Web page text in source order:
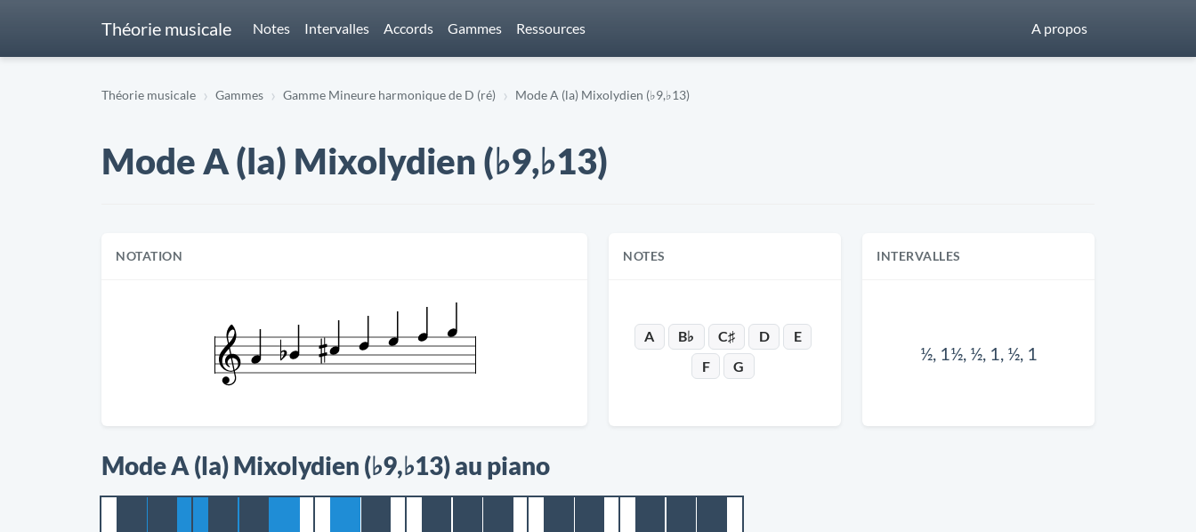
Théorie musicale Notes Intervalles Accords Gammes Ressources A propos
Théorie musicale Gammes Gamme Mineure harmonique de D (ré) Mode A (la) Mixolydien (♭9,♭13)
Mode A (la) Mixolydien (♭9,♭13)
NOTATION NOTES
A B♭ C♯ D
E
F
G
INTERVALLES
½, 1½, ½, 1, ½, 1
Mode A (la) Mixolydien (♭9,♭13) au piano